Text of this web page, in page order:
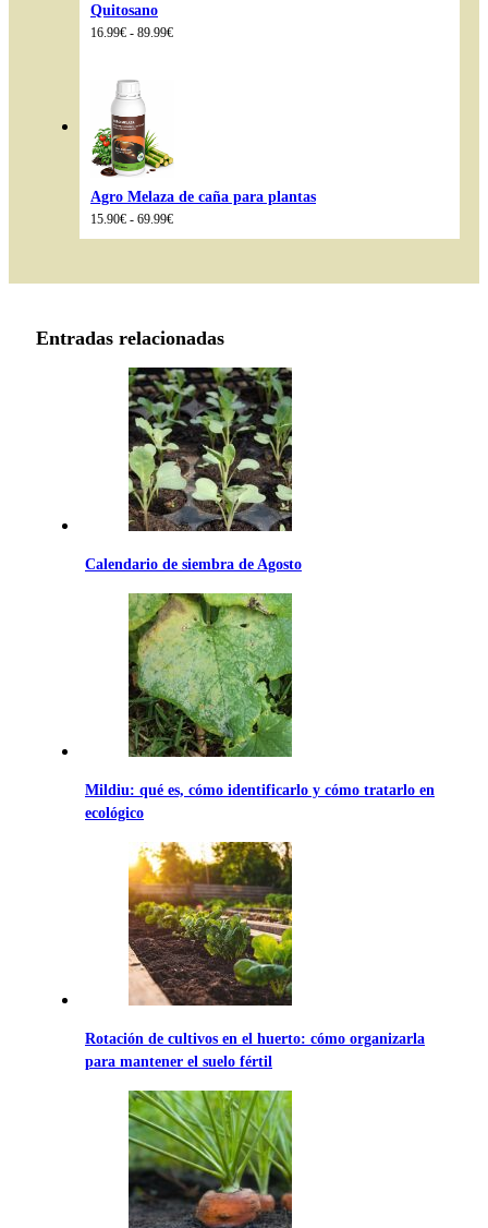
Quitosano
16.99€ - 89.99€Rango
Agro Melaza de caña para plantas
15.90€ - 69.99€Rango
15.90€
Entradas relacionadas
Calendario de siembra de Agosto
Mildiu: qué es, cómo identificarlo y cómo tratarlo en
ecológico
Rotación de cultivos en el huerto: cómo organizarla
para mantener el suelo fértil